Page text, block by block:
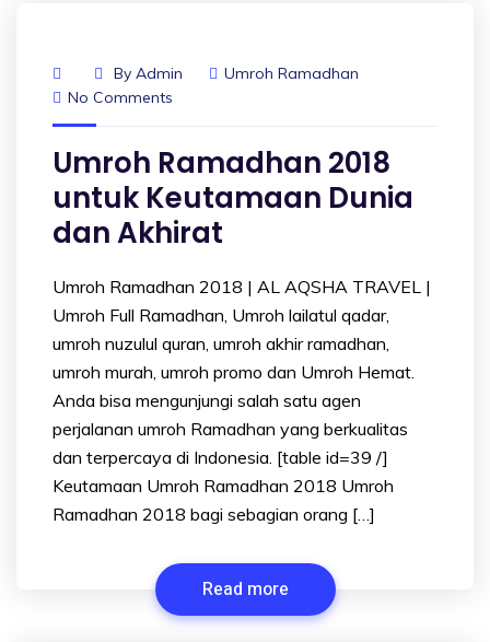
By Admin
Umroh Ramadhan
No Comments
Umroh Ramadhan 2018
untuk Keutamaan Dunia
dan Akhirat
Umroh Ramadhan 2018 | AL AQSHA TRAVEL |
Umroh Full Ramadhan, Umroh lailatul qadar,
umroh nuzulul quran, umroh akhir ramadhan,
umroh murah, umroh promo dan Umroh Hemat.
Anda bisa mengunjungi salah satu agen
perjalanan umroh Ramadhan yang berkualitas
dan terpercaya di Indonesia. [table id=39 /]
Keutamaan Umroh Ramadhan 2018 Umroh
Ramadhan 2018 bagi sebagian orang […]
Read more